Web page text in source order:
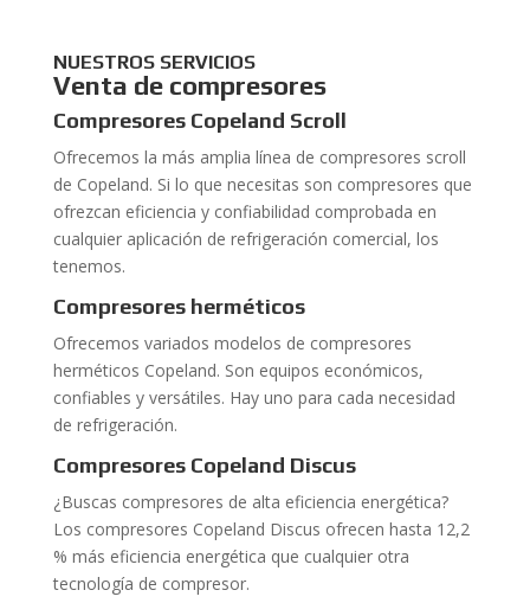
NUESTROS SERVICIOS
Venta de compresores
Compresores Copeland Scroll
Ofrecemos la más amplia línea de compresores scroll
de Copeland. Si lo que necesitas son compresores que
ofrezcan eficiencia y confiabilidad comprobada en
cualquier aplicación de refrigeración comercial, los
tenemos.
Compresores herméticos
Ofrecemos variados modelos de compresores
herméticos Copeland. Son equipos económicos,
confiables y versátiles. Hay uno para cada necesidad
de refrigeración.
Compresores Copeland Discus
¿Buscas compresores de alta eficiencia energética?
Los compresores Copeland Discus ofrecen hasta 12,2
% más eficiencia energética que cualquier otra
tecnología de compresor.